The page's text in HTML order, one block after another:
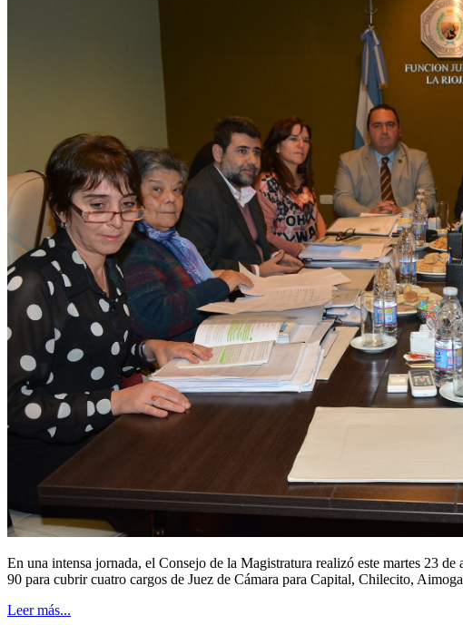
En una intensa jornada, el Consejo de la Magistratura realizó este martes 23
90 para cubrir cuatro cargos de Juez de Cámara para Capital, Chilecito,
Leer más...